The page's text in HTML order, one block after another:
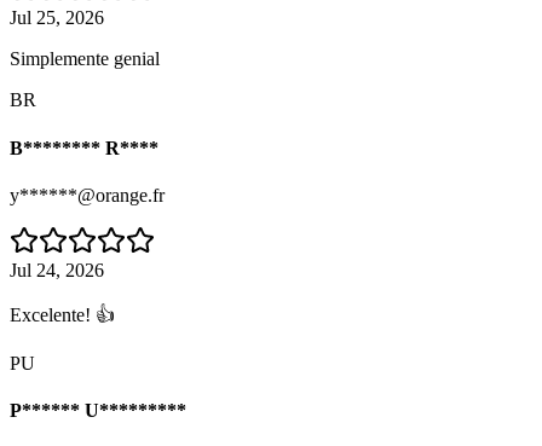
Jul 25, 2026
Simplemente genial
BR
B******** R****
y******@orange.fr
Jul 24, 2026
Excelente! 👍
PU
P****** U*********